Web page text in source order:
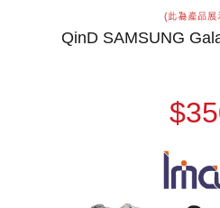
QinD SAMSUNG